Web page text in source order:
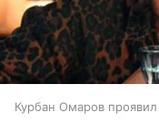
Курбан Омаров